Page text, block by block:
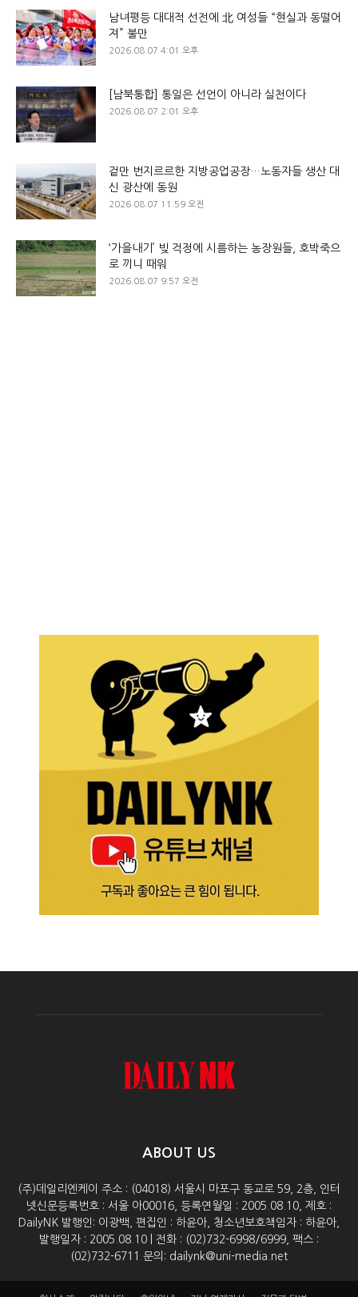
남녀평등 대대적 선전에 北 여성들 “현실과 동떨어
져” 불만
2026.08.07 4:01 오후
[남북통합] 통일은 선언이 아니라 실천이다
2026.08.07 2:01 오후
겉만 번지르르한 지방공업공장…노동자들 생산 대
신 광산에 동원
2026.08.07 11:59 오전
‘가을내기’ 빚 걱정에 시름하는 농장원들, 호박죽으
로 끼니 때워
2026.08.07 9:57 오전
ABOUT US
(주)데일리엔케이 주소 : (04018) 서울시 마포구 동교로 59, 2층, 인터
넷신문등록번호 : 서울 아00016, 등록연월일 : 2005.08.10, 제호 :
DailyNK 발행인: 이광백, 편집인 : 하윤아, 청소년보호책임자 : 하윤아,
발행일자 : 2005.08.10 | 전화 : (02)732-6998/6999, 팩스 :
(02)732-6711 문의: dailynk@uni-media.net